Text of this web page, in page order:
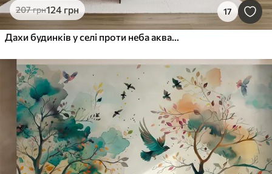
207грн124 грн 17
Дахи будинків у селі проти неба акварель